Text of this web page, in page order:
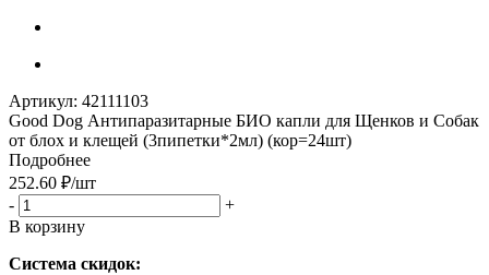
Артикул: 42111103
Good Dog Антипаразитарные БИО капли для Щенков и Собак
от блох и клещей (3пипетки*2мл) (кор=24шт)
Подробнее
252.60 ₽/шт
-
+
В корзину
Система скидок: